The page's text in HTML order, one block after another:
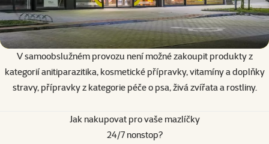
V samoobslužném provozu není možné zakoupit produkty z
kategoriíanitiparazitika, kosmetické přípravky, vitamíny a doplňky
stravy, přípravky z kategorie péče o psa, živá zvířata a rostliny.
Jak nakupovat pro vaše mazlíčky
24/7 nonstop?